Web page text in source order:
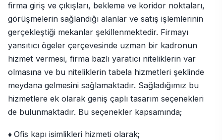
firma giriş ve çıkışları, bekleme ve koridor noktaları,
görüşmelerin sağlandığı alanlar ve satış işlemlerinin
gerçekleştiği mekanlar şekillenmektedir. Firmayı
yansıtıcı ögeler çerçevesinde uzman bir kadronun
hizmet vermesi, firma bazlı yaratıcı niteliklerin var
olmasına ve bu niteliklerin tabela hizmetleri şeklinde
meydana gelmesini sağlamaktadır. Sağladığımız bu
hizmetlere ek olarak geniş çaplı tasarım seçenekleri
de bulunmaktadır. Bu seçenekler kapsamında;
♦ Ofis kapı isimlikleri hizmeti olarak;